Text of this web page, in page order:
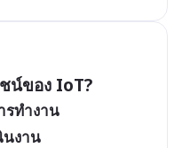
น์ของ IoT?
รทำงาน
งาน